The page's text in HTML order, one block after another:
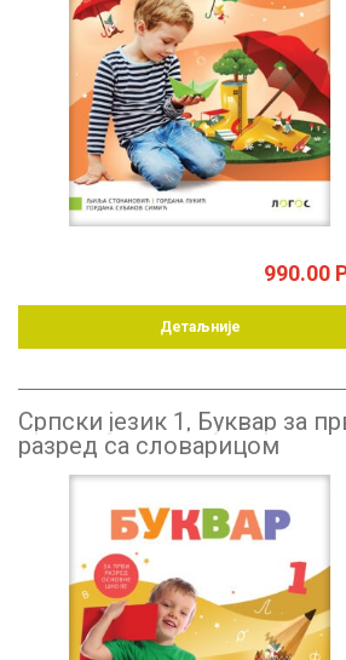
990.00
Детаљније
Српски језик 1, Буквар за
разред са словарицом